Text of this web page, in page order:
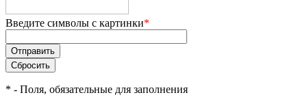
Введите символы с картинки*
* - Поля, обязательные для заполнения